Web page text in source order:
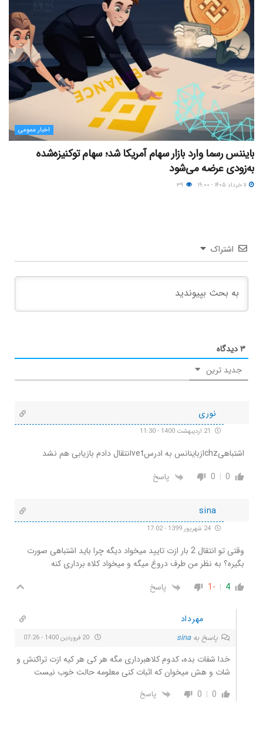
اخبار عمومی
بایننس رسما وارد بازار سهام آمریکا شد؛ سهام توکنیزه‌شده
به‌زودی عرضه می‌شود
اشتراک
۳دیدگاه
جدید ترین
نوری
اشتباهیchzازباینانس به ادرسvetانتقال دادم بازیابی هم نشد
0
0 پاسخ
sina
وقتی تو انتقال 2 بار ازت تایید میخواد دیگه چرا باید اشتباهی صورت
بگیره؟ به نظر من طرف دروغ میگه و میخواد کلاه برداری کنه
4
-1 پاسخ
مهرداد
پاسخ بهsina
خدا شفات بده، کدوم کلاهبرداری مگه هر کی هر کیه ازت تراکنش و
شات و هش میخوان که اثبات کنی معلومه حالت خوب نیست
0
0 پاسخ